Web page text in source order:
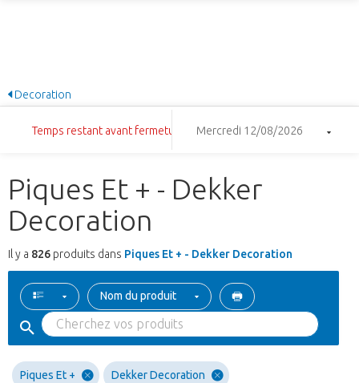
Decoration
Temps restant avant fermeture: 9:05:53Mercredi 12/08/2026
Piques Et + - Dekker
Decoration
Il y a 826 produits dans Piques Et + - Dekker Decoration
Nom du produit
Piques Et + Dekker Decoration